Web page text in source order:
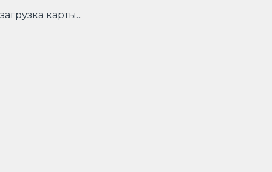
загрузка карты...